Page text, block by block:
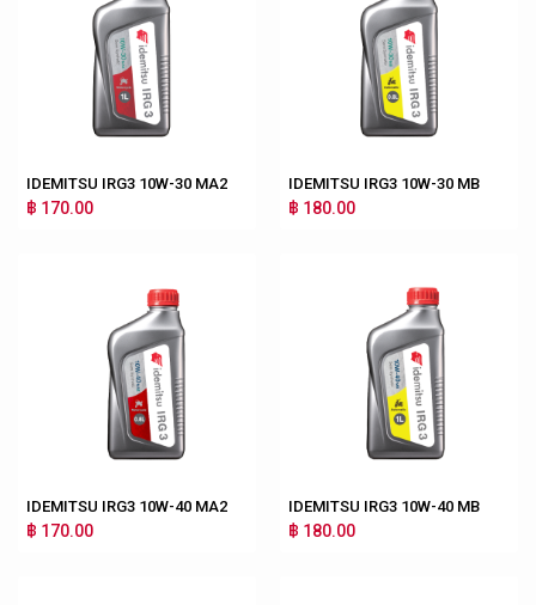
IDEMITSU IRG3 10W-30 MA2
฿ 170.00
IDEMITSU IRG3 10W-30 MB
฿ 180.00
IDEMITSU IRG3 10W-40 MA2
฿ 170.00
IDEMITSU IRG3 10W-40 MB
฿ 180.00